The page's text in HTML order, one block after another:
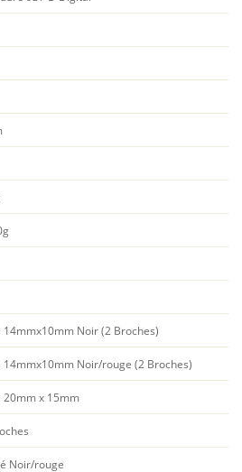
Noir (2 Broches)
Noir/rouge (2 Broches)
20mm x 15mm
Noir/rouge